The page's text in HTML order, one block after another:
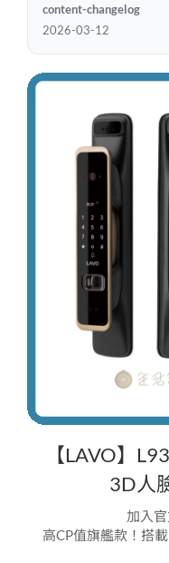
content-changelog
2026-03-12
【LAVO】
3D人
加入
高CP值旗艦款！搭